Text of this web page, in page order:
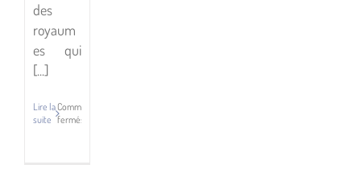
des
royaum
es qui
[...]
Lire la
suite
Commentaires
fermés